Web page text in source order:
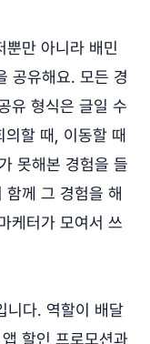
뿐만 아니라 배민
공유해요. 모든 경
유 형식은 글일 수
할 때, 이동할 때
못해본 경험을 들
께 그 경험을 해
케터가 모여서 쓰
니다. 역할이 배달
할인 프로모션과